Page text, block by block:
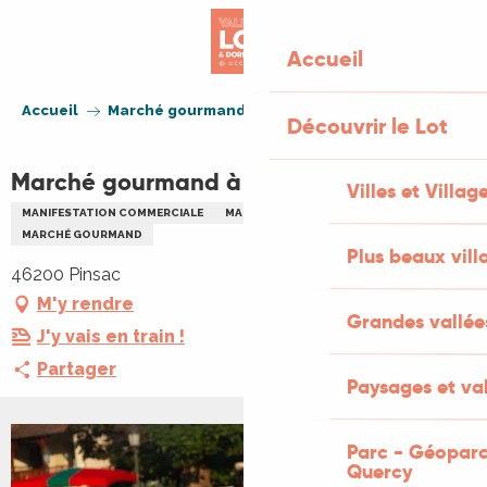
Accueil
Découvrir le Lot
Villes et
Plus beaux
Grandes
Paysages et
Parc -
Quercy
Accueil Marché gourmand à Pinsac
Marché gourmand à Pinsac
MANIFESTATION COMMERCIALE
MARCHÉ THÉMATIQUE
MARCHÉ GOURMAND
46200 Pinsac
M'y rendre
J'y vais en train !
Partager